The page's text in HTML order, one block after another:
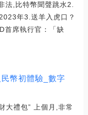
法,比特幣聞聲跳水2.
年3.送羊入虎口？
首席執行官：「缺
幣初體驗_數字
大禮包” 上個月,非常